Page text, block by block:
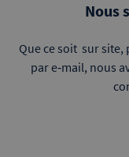
Nous
Que ce soit sur
par e‑mail, nous